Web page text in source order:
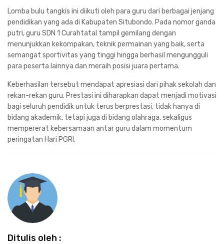
Lomba bulu tangkis ini diikuti oleh para guru dari berbagai jenjang
pendidikan yang ada di Kabupaten Situbondo. Pada nomor ganda
putri, guru SDN 1 Curahtatal tampil gemilang dengan
menunjukkan kekompakan, teknik permainan yang baik, serta
semangat sportivitas yang tinggi hingga berhasil mengungguli
para peserta lainnya dan meraih posisi juara pertama.
Keberhasilan tersebut mendapat apresiasi dari pihak sekolah dan
rekan-rekan guru. Prestasi ini diharapkan dapat menjadi motivasi
bagi seluruh pendidik untuk terus berprestasi, tidak hanya di
bidang akademik, tetapi juga di bidang olahraga, sekaligus
mempererat kebersamaan antar guru dalam momentum
peringatan Hari PGRI.
Ditulis oleh :